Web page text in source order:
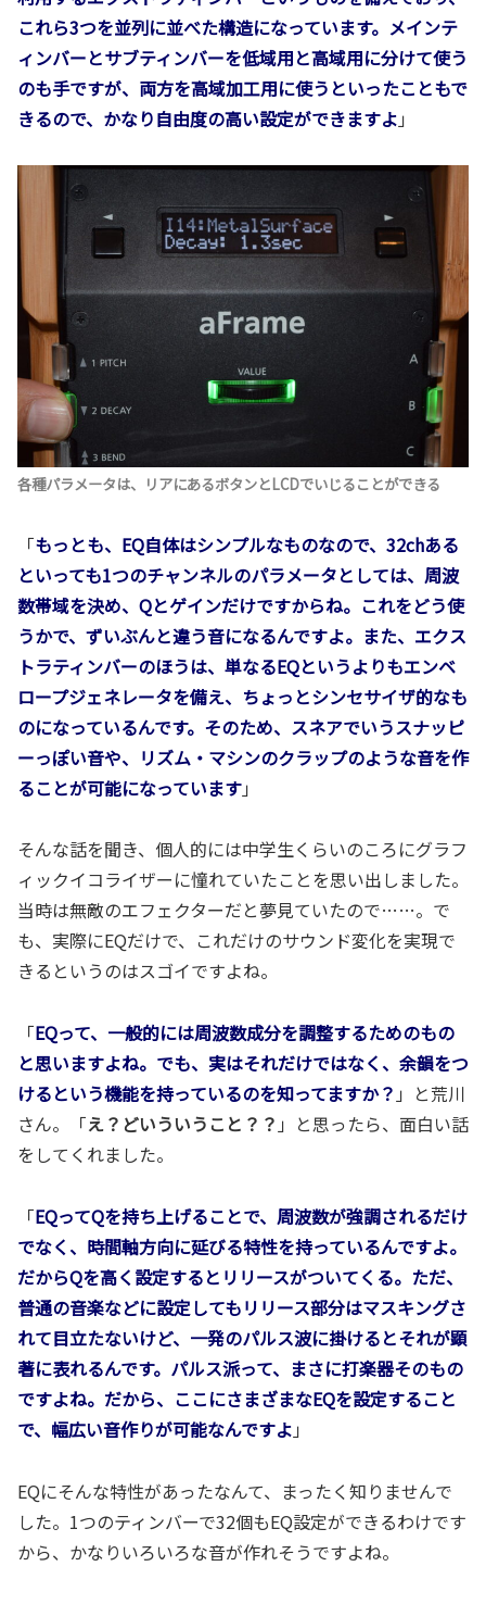
これら3つを並列に並べた構造になっています。メインテ
ィンバーとサブティンバーを低域用と高域用に分けて使う
のも手ですが、両方を高域加工用に使うといったこともで
きるので、かなり自由度の高い設定ができますよ 」
各種パラメータは、リアにあるボタンとLCDでいじることができる
「もっとも、EQ自体はシンプルなものなので、32chある
といっても1つのチャンネルのパラメータとしては、周波
数帯域を決め、Qとゲインだけですからね。これをどう使
うかで、ずいぶんと違う音になるんですよ。また、エクス
トラティンバーのほうは、単なるEQというよりもエンベ
ロープジェネレータを備え、ちょっとシンセサイザ的なも
のになっているんです。そのため、スネアでいうスナッピ
ーっぽい音や、リズム・マシンのクラップのような音を作
ることが可能になっています」
そんな話を聞き、個人的には中学生くらいのころにグラフ
ィックイコライザーに憧れていたことを思い出しました。
当時は無敵のエフェクターだと夢見ていたので……。で
も、実際にEQだけで、これだけのサウンド変化を実現で
きるというのはスゴイですよね。
「EQって、一般的には周波数成分を調整するためのもの
と思いますよね。でも、実はそれだけではなく、余韻をつ
けるという機能を持っているのを知ってますか？ 」と荒川
さん。「え？どいういうこと？？ 」と思ったら、面白い話
をしてくれました。
「EQってQを持ち上げることで、周波数が強調されるだけ
でなく、時間軸方向に延びる特性を持っているんですよ。
だからQを高く設定するとリリースがついてくる。ただ、
普通の音楽などに設定してもリリース部分はマスキングさ
れて目立たないけど、一発のパルス波に掛けるとそれが顕
著に表れるんです。パルス派って、まさに打楽器そのもの
ですよね。だから、ここにさまざまなEQを設定すること
で、幅広い音作りが可能なんですよ 」
EQにそんな特性があったなんて、まったく知りませんで
した。1つのティンバーで32個もEQ設定ができるわけです
から、かなりいろいろな音が作れそうですよね。